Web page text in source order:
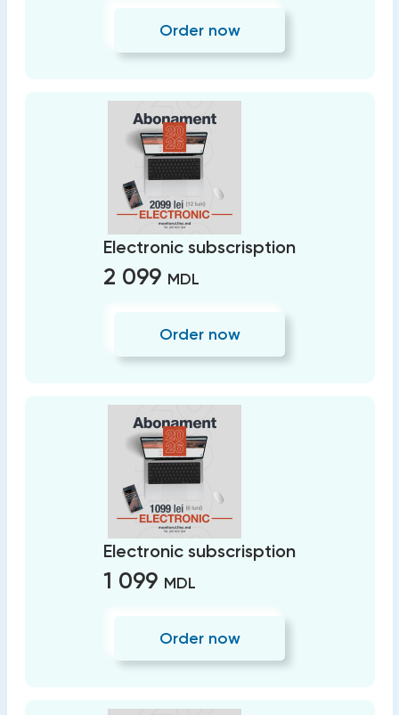
Order now
Electronic subscrisption
2 099 MDL
Order now
Electronic subscrisption
1 099 MDL
Order now